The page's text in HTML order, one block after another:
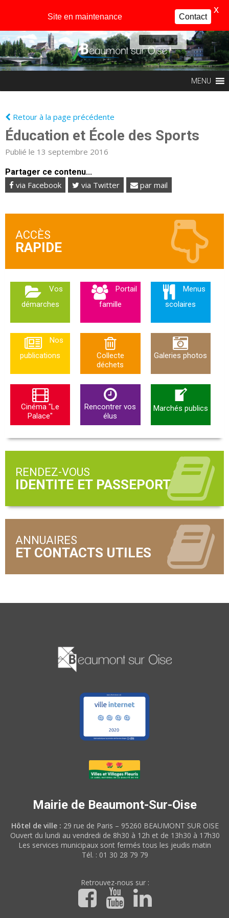
Profil
MENU
Retour à la page précédente
Éducation et École des Sports
Publié le 13 septembre 2016
Partager ce contenu...
via Facebook via Twitter par mail
ACCÈS
Vos
démarches
Portail
famille
Menus
scolaires
Nos
publications
Collecte
déchets
Galeries photos
Cinéma "Le
Palace"
Rencontrer vos
élus
Marchés publics
RENDEZ-VOUS
ANNUAIRES
Mairie de Beaumont-Sur-Oise
Hôtel de ville : 29 rue de Paris – 95260 BEAUMONT SUR OISE
Ouvert du lundi au vendredi de 8h30 à 12h et de 13h30 à 17h30
Les services municipaux sont fermés tous les jeudis matin
Tél. : 01 30 28 79 79
Retrouvez-nous sur :
Site en maintenance Contact
X